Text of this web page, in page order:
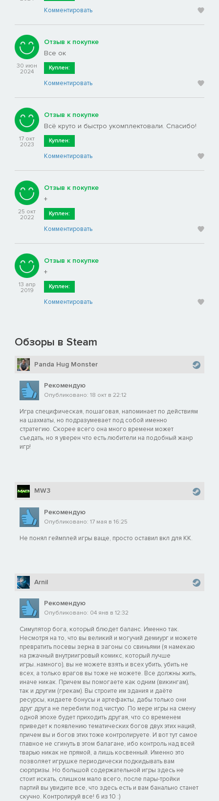
Комментировать
30 июн
2024
Отзыв к покупке
Все ок
Куплен:
Комментировать
17 окт
2023
Отзыв к покупке
Всё круто и быстро укомплектовали. Спасибо!
Куплен:
Комментировать
25 окт
2022
Отзыв к покупке
+
Куплен:
Комментировать
13 апр
2019
Отзыв к покупке
+
Куплен:
Комментировать
Обзоры в Steam
Panda Hug Monster
Рекомендую
Опубликовано: 18 окт в 22:12
Игра специфическая, пошаговая, напоминает по действиям
на шахматы, но подразумевает под собой именно
стратегию. Скорее всего она много времени может
съедать, но я уверен что есть любители на подобный жанр
игр!
MW3
Рекомендую
Опубликовано: 17 мая в 16:25
Не понял геймплей игры ваще, просто оставил вкл для КК.
Arnil
Рекомендую
Опубликовано: 04 янв в 12:32
Симулятор бога, который блюдет баланс. Именно так.
Несмотря на то, что вы великий и могучий демиург и можете
превратить посевы зерна в загоны со свиньями (я намекаю
на ржачный внутриигровый комикс, который лучше
игры..намного), вы не можете взять и всех убить, убить не
всех, а только врагов вы тоже не можете. Все должны жить,
иначе никак. Причем вы помогаете как одним (викингам),
так и другим (грекам). Вы строите им здания и даёте
ресурсы, кидаете бонусы и артефакты, дабы только они
друг друга не перебили под чистую. По мере игры на смену
одной эпохе будет приходить другая, что со временем
приведет к появлению тематических богов двух этих наций,
причем вы и богов этих тоже контролируете. И вот тут самое
главное не сгинуть в этом балагане, ибо контроль над всей
тварью никак не прямой, а лишь косвенный. Именно это
позволяет игрушке периодически подкидывать вам
сюрпризы. Но большой содержательной игры здесь не
стоит искать, слишком мало всего, после пары-тройки
партий вы увидите все, что здесь есть и вам банально станет
скучно. Контролируй все! 6 из 10 :)